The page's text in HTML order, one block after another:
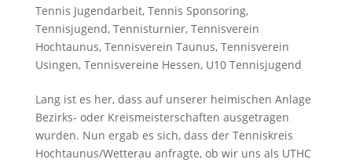
Tennis Jugendarbeit, Tennis Sponsoring,
Tennisjugend, Tennisturnier, Tennisverein
Hochtaunus, Tennisverein Taunus, Tennisverein
Usingen, Tennisvereine Hessen, U10 Tennisjugend
Lang ist es her, dass auf unserer heimischen Anlage
Bezirks- oder Kreismeisterschaften ausgetragen
wurden. Nun ergab es sich, dass der Tenniskreis
Hochtaunus/Wetterau anfragte, ob wir uns als UTHC